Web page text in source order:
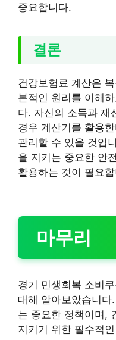
중요합니다.
결론
건강보험료 계산은
본적인 원리를 이해
다. 자신의 소득과 재
경우 계산기를 활용
관리할 수 있을 것입
을 지키는 중요한 안
활용하는 것이 필요
마무리
경기 민생회복 소비
대해 알아보았습니다
는 중요한 정책이며,
지키기 위한 필수적